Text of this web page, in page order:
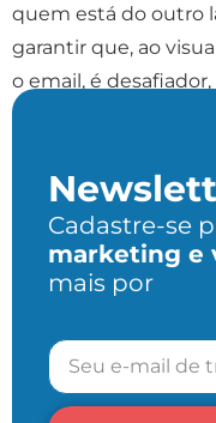
quem está do outro
garantir que, ao
o email, é
assunto é
Cadastre-se
marketing e
mais por